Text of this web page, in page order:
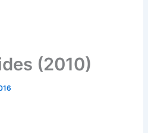
(2010)